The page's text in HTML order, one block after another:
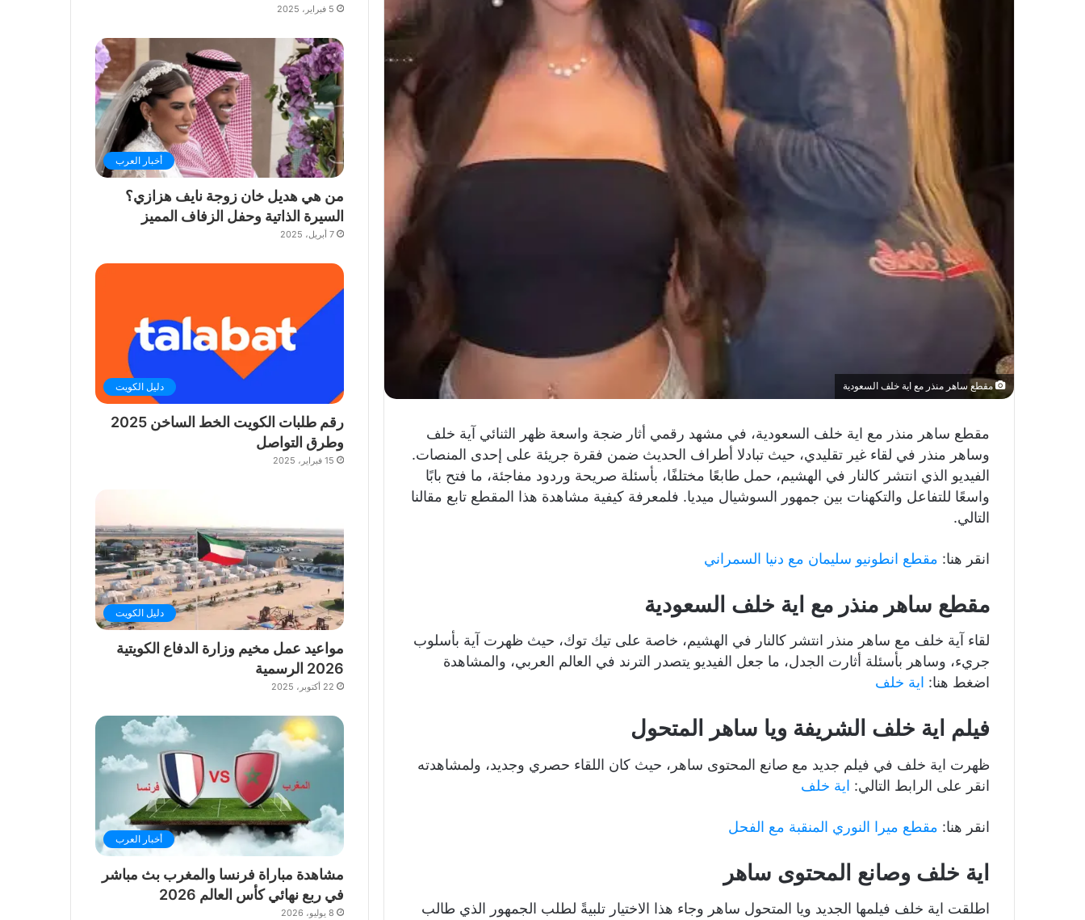
مقطع ساهر منذر مع اية خلف السعودية
مقطع ساهر منذر مع اية خلف السعودية، في مشهد رقمي أثار ضجة واسعة ظهر الثنائي آية خلف
وساهر منذر في لقاء غير تقليدي، حيث تبادلا أطراف الحديث ضمن فقرة جريئة على إحدى المنصات.
الفيديو الذي انتشر كالنار في الهشيم، حمل طابعًا مختلفًا، بأسئلة صريحة وردود مفاجئة، ما فتح بابًا
واسعًا للتفاعل والتكهنات بين جمهور السوشيال ميديا. فلمعرفة كيفية مشاهدة هذا المقطع تابع مقالنا
التالي.
انقر هنا: مقطع انطونيو سليمان مع دنيا السمراني
مقطع ساهر منذر مع اية خلف السعودية
لقاء آية خلف مع ساهر منذر انتشر كالنار في الهشيم، خاصة على تيك توك، حيث ظهرت آية بأسلوب
جريء، وساهر بأسئلة أثارت الجدل، ما جعل الفيديو يتصدر الترند في العالم العربي، والمشاهدة
اضغط هنا: اية خلف
فيلم اية خلف الشريفة ويا ساهر المتحول
ظهرت اية خلف في فيلم جديد مع صانع المحتوى ساهر، حيث كان اللقاء حصري وجديد، ولمشاهدته
انقر على الرابط التالي: اية خلف
انقر هنا: مقطع ميرا النوري المنقبة مع الفحل
اية خلف وصانع المحتوى ساهر
اطلقت اية خلف فيلمها الجديد ويا المتحول ساهر وجاء هذا الاختيار تلبيةً لطلب الجمهور الذي طالب
5 فبراير، 2025
أخبار العرب
من هي هديل خان زوجة نايف هزازي؟
السيرة الذاتية وحفل الزفاف المميز
7 أبريل، 2025
دليل الكويت
رقم طلبات الكويت الخط الساخن 2025
وطرق التواصل
15 فبراير، 2025
دليل الكويت
مواعيد عمل مخيم وزارة الدفاع الكويتية
2026 الرسمية
22 أكتوبر، 2025
أخبار العرب
مشاهدة مباراة فرنسا والمغرب بث مباشر
في ربع نهائي كأس العالم 2026
8 يوليو، 2026